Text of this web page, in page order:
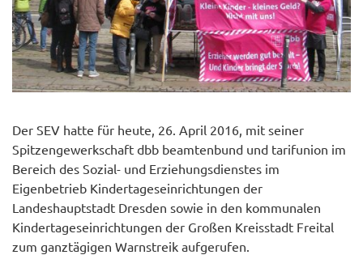
Der SEV hatte für heute, 26. April 2016, mit seiner
Spitzengewerkschaft dbb beamtenbund und tarifunion im
Bereich des Sozial- und Erziehungsdienstes im
Eigenbetrieb Kindertageseinrichtungen der
Landeshauptstadt Dresden sowie in den kommunalen
Kindertageseinrichtungen der Großen Kreisstadt Freital
zum ganztägigen Warnstreik aufgerufen.